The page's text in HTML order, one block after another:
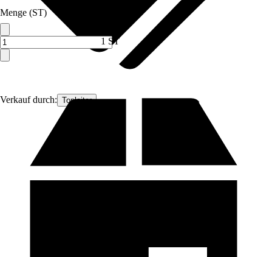
Verkauf durch: Topleiter
Menge (ST)
1 ST